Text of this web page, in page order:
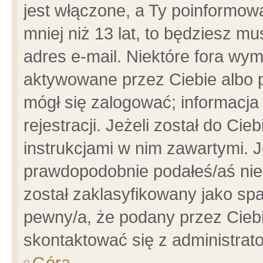
jest włączone, a Ty
mniej niż 13 lat, to będziesz
adres e-mail. Niektóre fora
aktywowane przez Ciebie albo
mógł się zalogować;
rejestracji. Jeżeli został do
instrukcjami w nim zawartymi.
prawdopodobnie podałeś/aś
został zaklasyfikowany jako
pewny/a, że podany przez
skontaktować się z